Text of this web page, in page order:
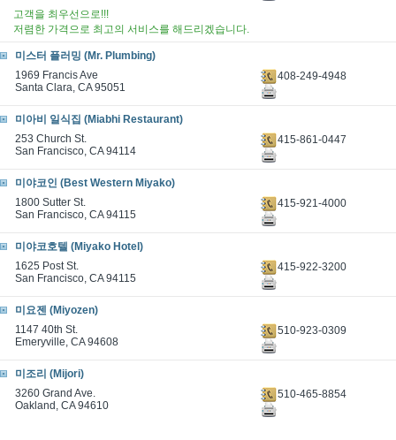
고객을 최우선으로!!!
저렴한 가격으로 최고의 서비스를 해드리겠습니다.
미스터 플러밍 (Mr. Plumbing)
1969 Francis Ave
Santa Clara, CA 95051
408-249-4948
미아비 일식집 (Miabhi Restaurant)
253 Church St.
San Francisco, CA 94114
415-861-0447
미야코인 (Best Western Miyako)
1800 Sutter St.
San Francisco, CA 94115
415-921-4000
미야코호텔 (Miyako Hotel)
1625 Post St.
San Francisco, CA 94115
415-922-3200
미요젠 (Miyozen)
1147 40th St.
Emeryville, CA 94608
510-923-0309
미조리 (Mijori)
3260 Grand Ave.
Oakland, CA 94610
510-465-8854